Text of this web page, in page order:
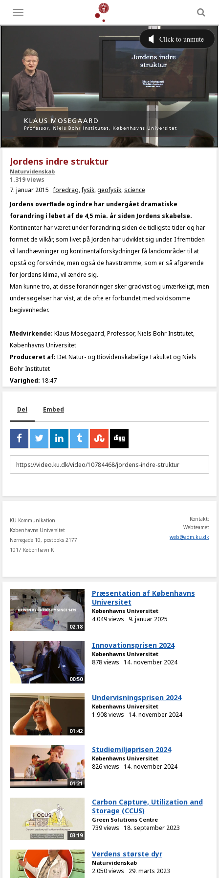
Toggle
menu
Jordens indre struktur
Naturvidenskab
1.319 views
7. januar 2015 foredrag,fysik,geofysik, science
Jordens overflade og indre har undergået dramatiske
forandring i løbet af de 4,5 mia. år siden Jordens skabelse.
Kontinenter har været under forandring siden de tidligste tider og har
formet de vilkår, som livet på Jorden har udviklet sig under. I fremtiden
vil landhævninger og kontinentalforskydninger få landområder til at
opstå og forsvinde, men også de havstrømme, som er så afgørende
for Jordens klima, vil ændre sig.
Man kunne tro, at disse forandringer sker gradvist og umærkeligt, men
undersøgelser har vist, at de ofte er forbundet med voldsomme
begivenheder.
Medvirkende: Klaus Mosegaard, Professor, Niels Bohr Institutet,
Københavns Universitet
Produceret af: Det Natur- og Biovidenskabelige Fakultet og Niels
Bohr Institutet
Varighed: 18:47
Del Embed
URL
to
KU Kommunikation
Københavns Universitet
Nørregade 10, postboks 2177
1017 København K
Kontakt:
Webteamet
web@adm.ku.dk
02:18
Præsentation af Københavns
Universitet
Københavns Universitet
4.049 views 9. januar 2025
00:50
Innovationsprisen 2024
Københavns Universitet
878 views 14. november 2024
01:42
Undervisningsprisen 2024
Københavns Universitet
1.908 views 14. november 2024
01:21
Studiemiljøprisen 2024
Københavns Universitet
826 views 14. november 2024
03:19
Carbon Capture, Utilization and
Storage (CCUS)
Green Solutions Centre
739 views 18. september 2023
Verdens største dyr
Naturvidenskab
2.050 views 29. marts 2023